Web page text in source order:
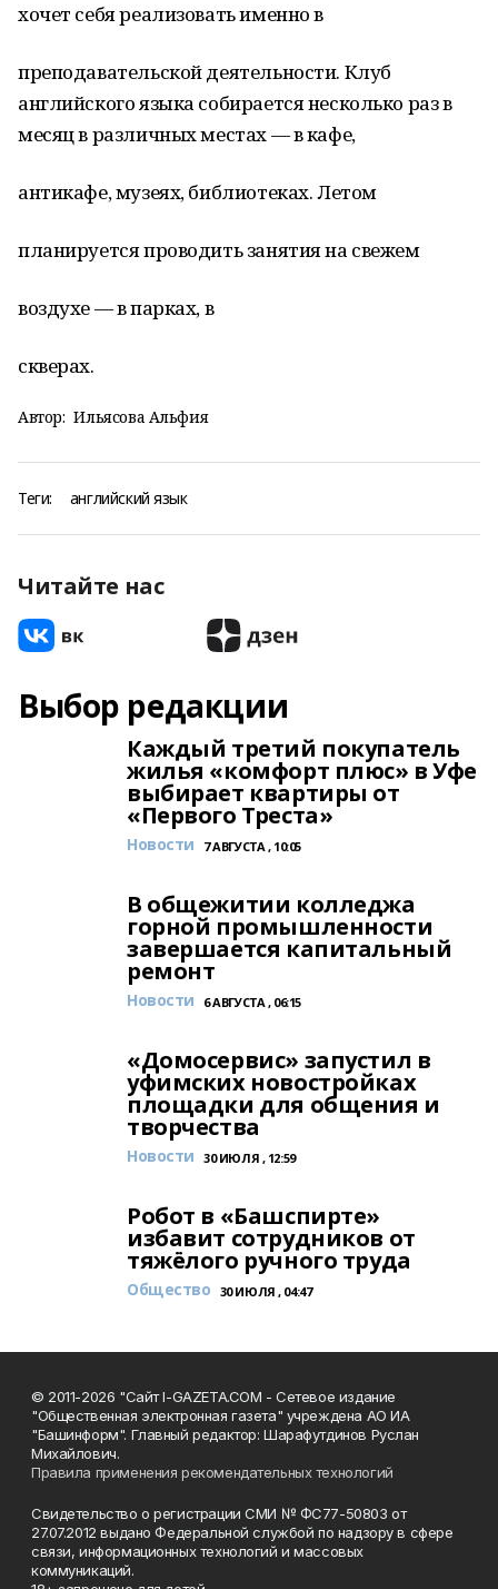
хочет себя реализовать именно в
преподавательской деятельности. Клуб
английского языка собирается несколько раз в
месяц в различных местах — в кафе,
антикафе, музеях, библиотеках. Летом
планируется проводить занятия на свежем
воздухе — в парках, в
скверах.
Автор: Ильясова Альфия
Теги: английский язык
Читайте нас
Выбор редакции
Каждый третий покупатель
жилья «комфорт плюс» в Уфе
выбирает квартиры от
«Первого Треста»
Новости 7 АВГУСТА , 10:05
В общежитии колледжа
горной промышленности
завершается капитальный
ремонт
Новости 6 АВГУСТА , 06:15
«Домосервис» запустил в
уфимских новостройках
площадки для общения и
творчества
Новости 30 ИЮЛЯ , 12:59
Робот в «Башспирте»
избавит сотрудников от
тяжёлого ручного труда
Общество 30 ИЮЛЯ , 04:47
© 2011-2026 "Сайт I-GAZETA.COM - Сетевое издание
"Общественная электронная газета" учреждена АО ИА
"Башинформ". Главный редактор: Шарафутдинов Руслан
Михайлович.
Правила применения рекомендательных технологий
Свидетельство о регистрации СМИ № ФС77-50803 от
27.07.2012 выдано Федеральной службой по надзору в сфере
связи, информационных технологий и массовых
коммуникаций.